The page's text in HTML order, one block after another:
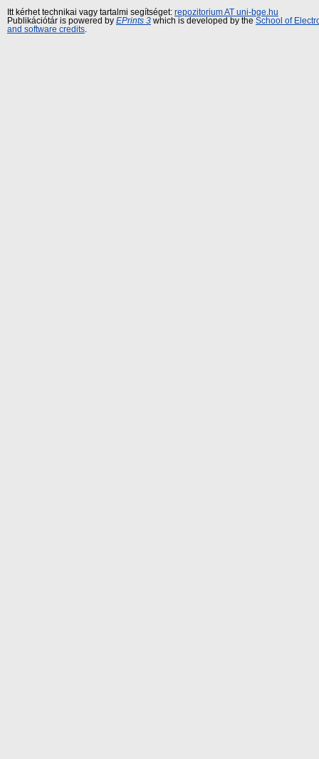
Itt kérhet technikai vagy tartalmi segítséget: repozitorium AT uni-bge.hu
Publikációtár is powered by EPrints 3 which is developed by the School of
and software credits.